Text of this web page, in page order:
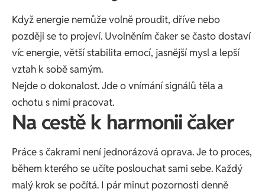
Když energie nemůže volně proudit, dříve nebo
později se to projeví. Uvolněním čaker se často dostaví
víc energie, větší stabilita emocí, jasnější mysl a lepší
vztah k sobě samým.
Nejde o dokonalost. Jde o vnímání signálů těla a
ochotu s nimi pracovat.
Na cestě k harmonii čaker
Práce s čakrami není jednorázová oprava. Je to proces,
během kterého se učíte poslouchat sami sebe. Každý
malý krok se počítá. I pár minut pozornosti denně